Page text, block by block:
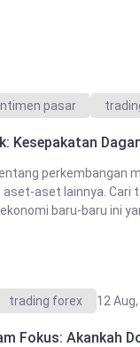
pasar
Kesepakatan
perkembangan
aset lainnya. Cari
baru-baru ini
trading forex 12
Fokus: Akankah